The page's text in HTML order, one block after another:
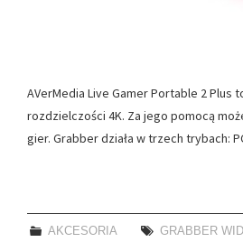
AVerMedia Live Gamer Portable 2
rozdzielczości 4K. Za jego pomocą
gier. Grabber działa w trzech trybach:
AKCESORIA GRABBER